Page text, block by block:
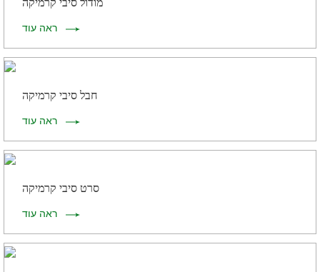
ראה עוד
חבל סיבי קרמיקה
ראה עוד
סרט סיבי קרמיקה
ראה עוד